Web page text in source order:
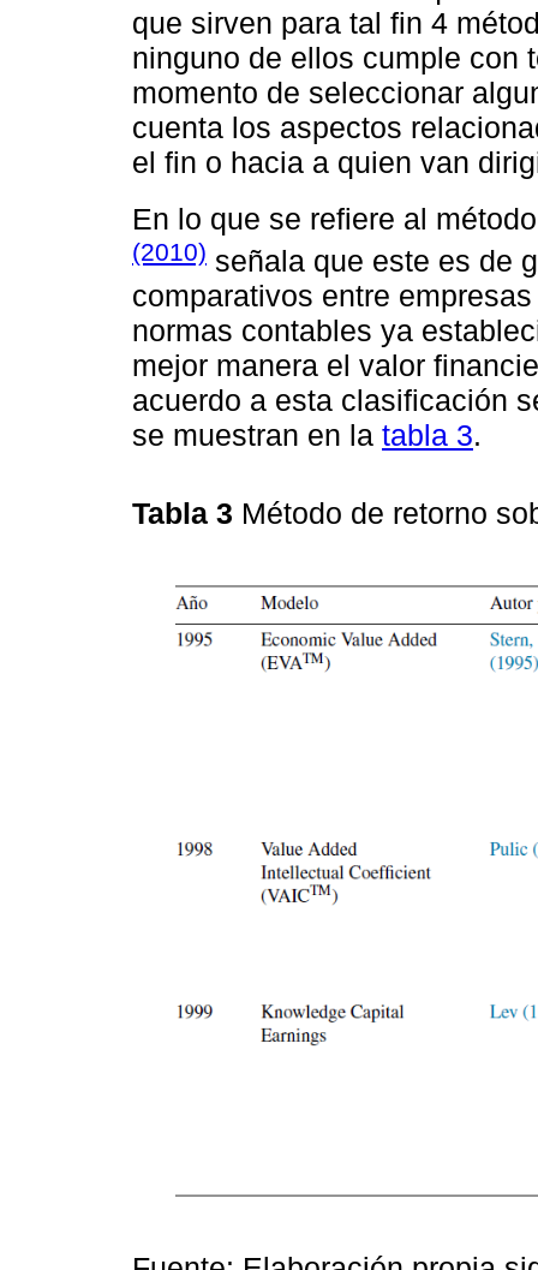
que sirven para tal fin 4
ninguno de ellos cumple con
momento de seleccionar
cuenta los aspectos
el fin o hacia a quien van
En lo que se refiere al
(2010) señala que este es de
comparativos entre
normas contables ya
mejor manera el valor
acuerdo a esta clasificación
se muestran en la tabla 3.
Tabla 3 Método de retorno